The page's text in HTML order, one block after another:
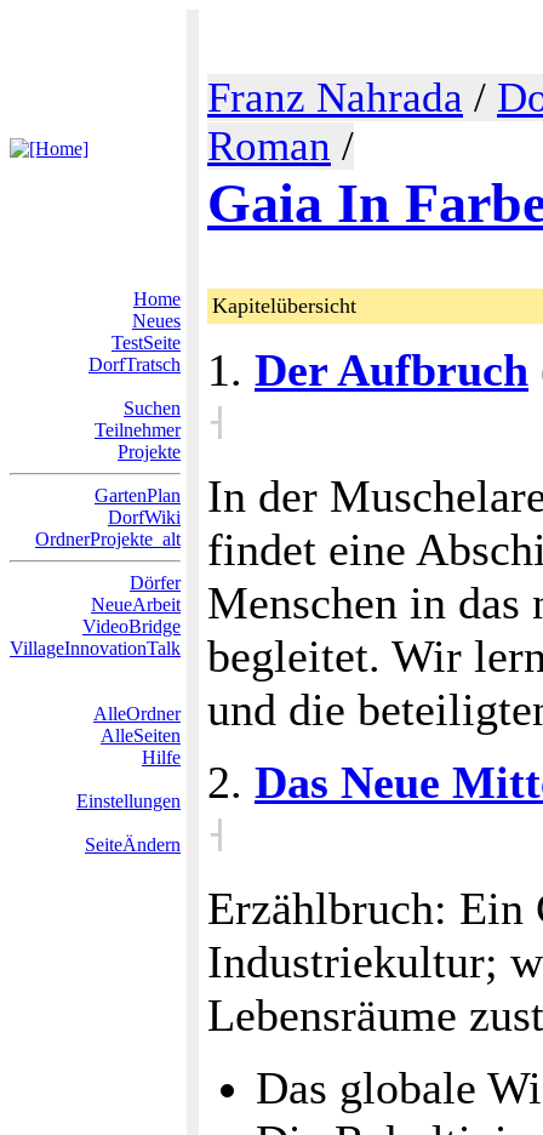
Franz Nahrada /
Roman /
Gaia In
Home
Neues
TestSeite
DorfTratsch
Suchen
Teilnehmer
Projekte
GartenPlan
DorfWiki
OrdnerProjekte_alt
Dörfer
NeueArbeit
VideoBridge
VillageInnovationTalk
AlleOrdner
AlleSeiten
Hilfe
Einstellungen
SeiteÄndern
Kapitelübersicht
1. Der Aufbruch
˧
In der
findet eine
Menschen in das
begleitet. Wir
und die
2. Das Neue
˧
Erzählbruch: Ein
Industriekultur;
Lebensräume
Das globale